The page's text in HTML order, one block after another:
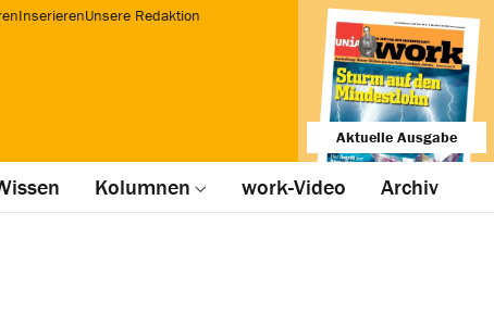
InserierenUnsere Redaktion
Aktuelle Ausgabe
Kolumnen work-Video Archiv